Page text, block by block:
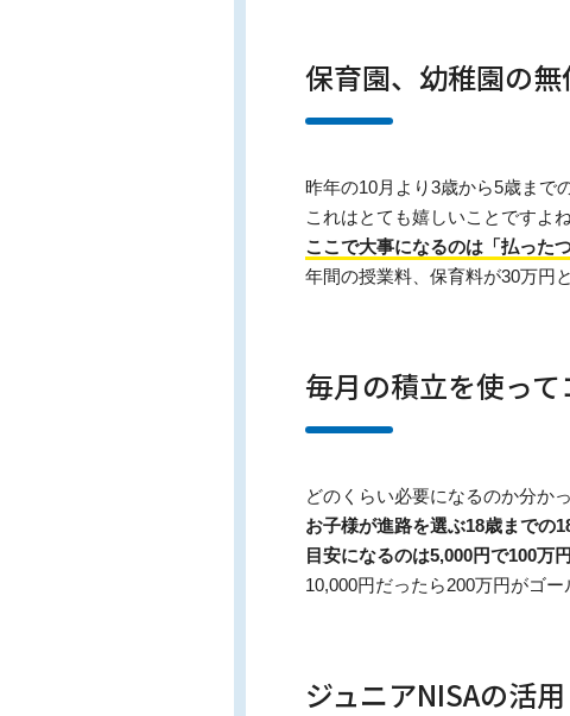
保育園、幼稚園の
昨年の10月より3歳から5歳まで
これはとても嬉しいことですよ
ここで大事になるのは「払った
年間の授業料、保育料が30万円
毎月の積立を使っ
どのくらい必要になるのか分か
お子様が進路を選ぶ18歳までの
目安になるのは5,000円で100万円
10,000円だったら200万円がゴ
ジュニアNISAの活用